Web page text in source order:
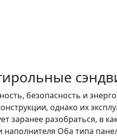
безопасность и
однако их
заранее разобраться, в
Оба типа